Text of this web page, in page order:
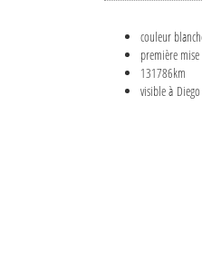
couleur
première
131786km
visible à